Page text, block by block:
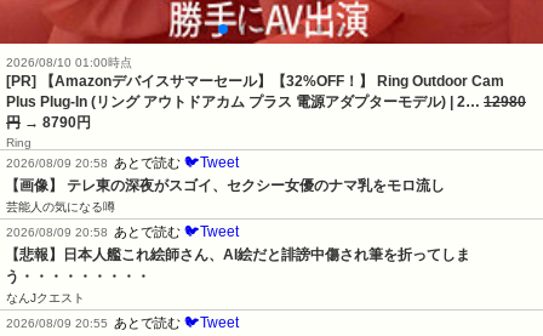
2026/08/10 01:00時点
[PR] 【Amazonデバイスサマーセール】【32%OFF！】 Ring Outdoor Cam
Plus Plug-In (リング アウトドアカム プラス 電源アダプターモデル) | 2… 12980
円 → 8790円
Ring
2026/08/09 20:58
あとで読む 🐦Tweet
【画像】 テレ東の深夜がスゴイ、セクシー女優のナマ乳をモロ流し
芸能人の気になる噂
2026/08/09 20:58
あとで読む 🐦Tweet
【悲報】日本人艦これ絵師さん、AI絵だと誹謗中傷され筆を折ってしま
う・・・・・・・・・
なんJクエスト
2026/08/09 20:55
あとで読む 🐦Tweet